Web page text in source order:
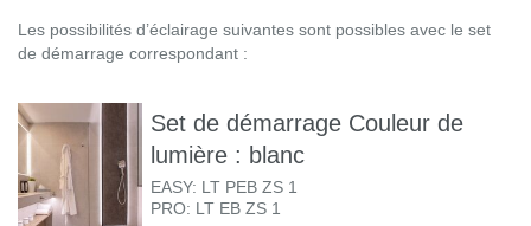
Les possibilités d’éclairage suivantes sont possibles avec le set
de démarrage correspondant :
Set de démarrage Couleur de
lumière : blanc
EASY: LT PEB ZS 1
PRO: LT EB ZS 1